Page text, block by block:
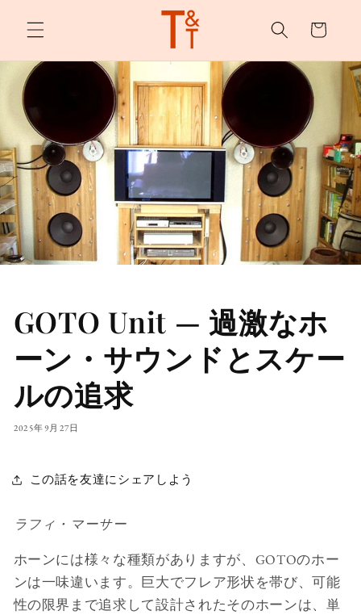
スキッ
プ
ー
GOTO Unit — 過激なホ
ーン・サウンドとスケー
ルの追求
2025年9月27日
この話を友達にシェアしよう
ラフィ・マーサー
ホーンには様々な種類がありますが、GOTOのホー
ンは一味違います。巨大でフレア形状を帯び、可能
性の限界まで追求して設計されたそのホーンは、単